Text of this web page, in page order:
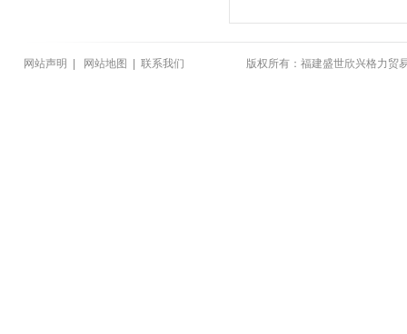
网站声明 网站地图 联系我们 版权所有：福建盛世欣兴格力